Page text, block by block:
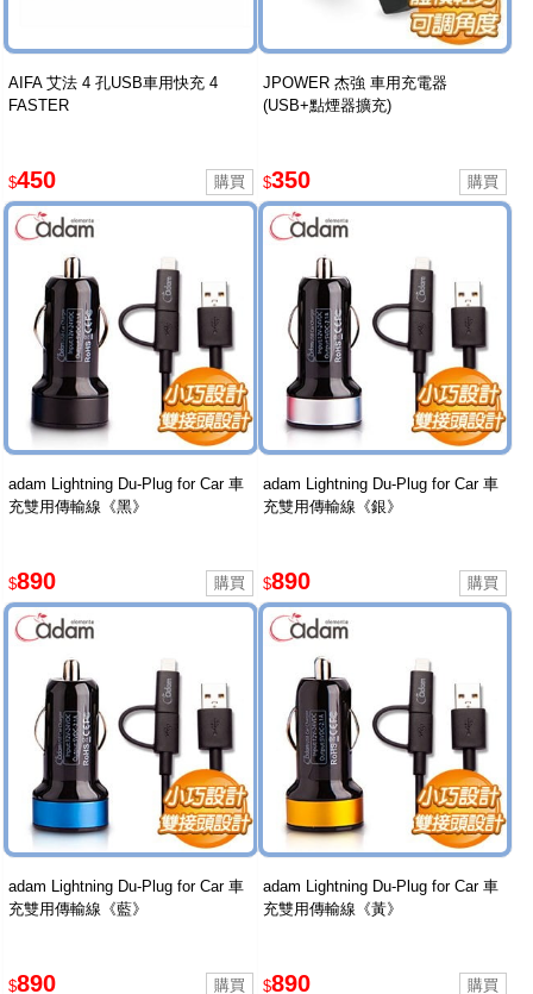
AIFA 艾法 4 孔USB車用快充 4
FASTER
$450
JPOWER 杰強 車用充電器
(USB+點煙器擴充)
$350
adam Lightning Du-Plug for Car 車
充雙用傳輸線《黑》
$890
adam Lightning Du-Plug for Car 車
充雙用傳輸線《銀》
$890
adam Lightning Du-Plug for Car 車
充雙用傳輸線《藍》
$890
adam Lightning Du-Plug for Car 車
充雙用傳輸線《黃》
$890